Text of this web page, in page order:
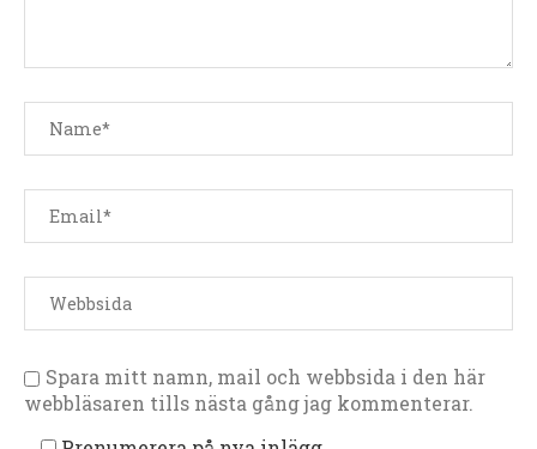
Spara mitt namn, mail och webbsida i den här
webbläsaren tills nästa gång jag kommenterar.